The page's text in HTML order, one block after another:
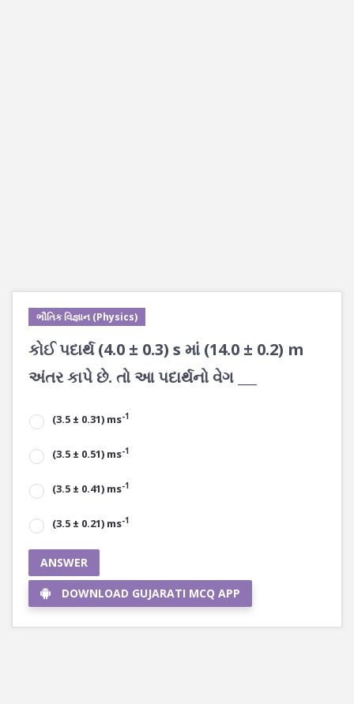
ભૌતિક વિજ્ઞાન (Physics)
કોઈ પદાર્થ (4.0 ± 0.3) s માં (14.0 ± 0.2) m
અંતર કાપે છે. તો આ પદાર્થનો વેગ ___
(3.5 ± 0.31) ms-1
(3.5 ± 0.51) ms-1
(3.5 ± 0.41) ms-1
(3.5 ± 0.21) ms-1
ANSWER
DOWNLOAD GUJARATI MCQ APP